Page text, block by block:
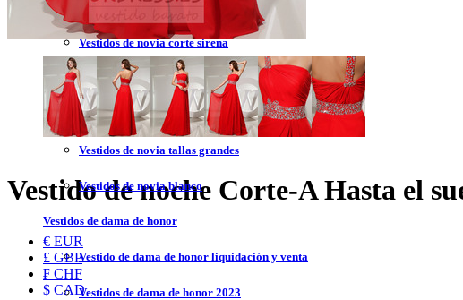
Vestidos de novia sencillo
Vestidos de novia corte sirena
Vestidos de novia corto
Vestidos de novia espalda descubierta
Vestidos de novia tallas grandes
Vestidos de novia blanco
Vestidos de dama de honor
Vestido de dama de honor liquidación y venta
Vestidos de dama de honor 2023
Vestido de noche Corte-A Hasta el
€ EUR
£ GBP
₣ CHF
$ CAD